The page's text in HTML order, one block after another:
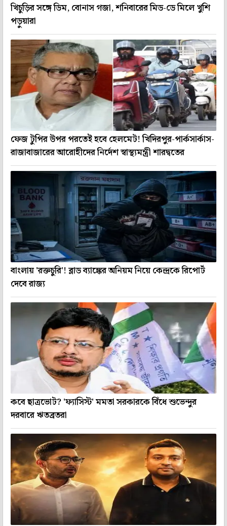
খিচুড়ির সঙ্গে ডিম, বোনাস গজা, শনিবারের মিড-ডে মিলে খুশি
পড়ুয়ারা
ফেজ টুপির উপর পরতেই হবে হেলমেট! খিদিরপুর-পার্কসার্কাস-
রাজাবাজারের আরোহীদের নির্দেশ স্বাস্থ্যমন্ত্রী শারদ্বতের
বাংলায় 'রক্তচুরি'! ব্লাড ব্যাঙ্কের অনিয়ম নিয়ে কেন্দ্রকে রিপোর্ট
দেবে রাজ্য
কবে ছাত্রভোট? 'ফ্যাসিস্ট' মমতা সরকারকে বিঁধে শুভেন্দুর
দরবারে ঋতব্রতরা